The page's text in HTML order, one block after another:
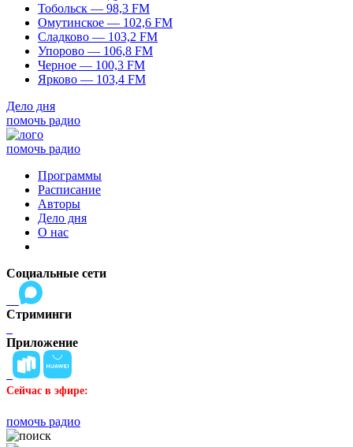
Тобольск — 98,3 FM
Омутинское — 102,6 FM
Сладково — 103,2 FM
Упорово — 106,8 FM
Черное — 100,3 FM
Ярково — 103,4 FM
Дело дня
помочь радио
помочь радио
Программы
Расписание
Авторы
Дело дня
О нас
Социальные сети
Стриминги
Приложение
Сейчас в эфире:
помочь радио